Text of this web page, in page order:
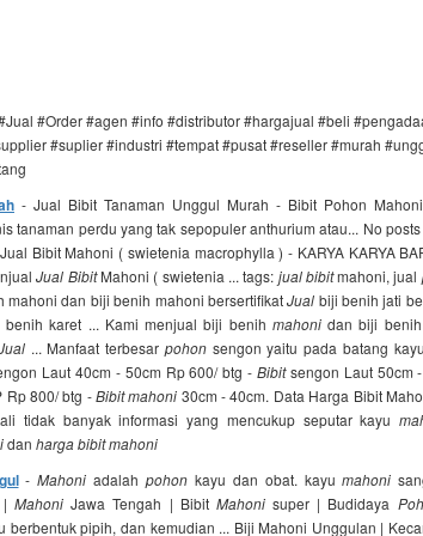
#Order #agen #info #distributor #hargajual #beli
#suplier #industri #tempat #pusat #reseller #murah
- Jual Bibit Tanaman Unggul Murah - Bibit Pohon
tanaman perdu yang tak sepopuler anthurium atau... No
Bibit Mahoni ( swietenia macrophylla ) - KARYA KARYA
Jual BibitMahoni ( swietenia ... tags: jual bibitmahoni, jual
mahoni dan biji benih mahoni bersertifikatJual biji benih jati
karet ... Kami menjual biji benih mahonidan biji
... Manfaat terbesar pohonsengon yaitu pada batang
Laut 40cm - 50cm Rp 600/ btg -Bibitsengon Laut 50cm
Rp 800/ btg -Bibit mahoni 30cm - 40cm. Data Harga Bibit
tidak banyak informasi yang mencukup seputar kayu
dan harga bibit mahoni
-Mahoni adalah pohon kayu dan obat. kayumahoni
Mahoni Jawa Tengah | Bibit Mahonisuper | Budidaya
berbentuk pipih, dan kemudian ... Biji Mahoni Unggulan |